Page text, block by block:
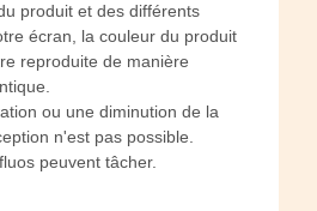
produit et des différents
écran, la couleur du produit
reproduite de manière
ou une diminution de la
n'est pas possible.
peuvent tâcher.